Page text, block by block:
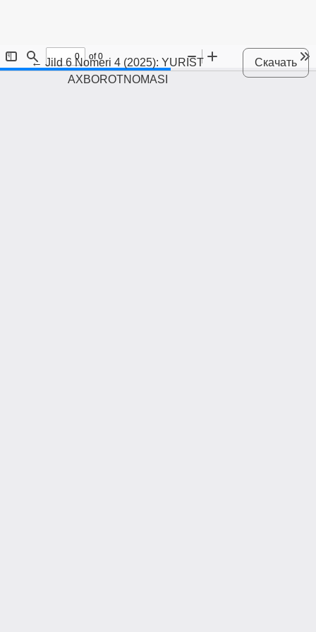
←Maqola tafsilotlariga qaytish
Jild 6 Nomeri 4 (2025): YURIST
AXBOROTNOMASI
Скачать